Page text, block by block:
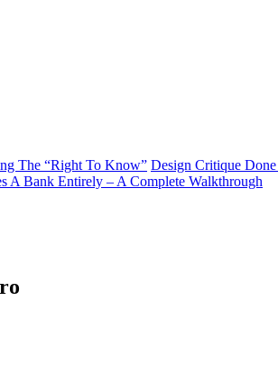
The “Right To Know” Design Critique
A Bank Entirely – A Complete Walkthrough